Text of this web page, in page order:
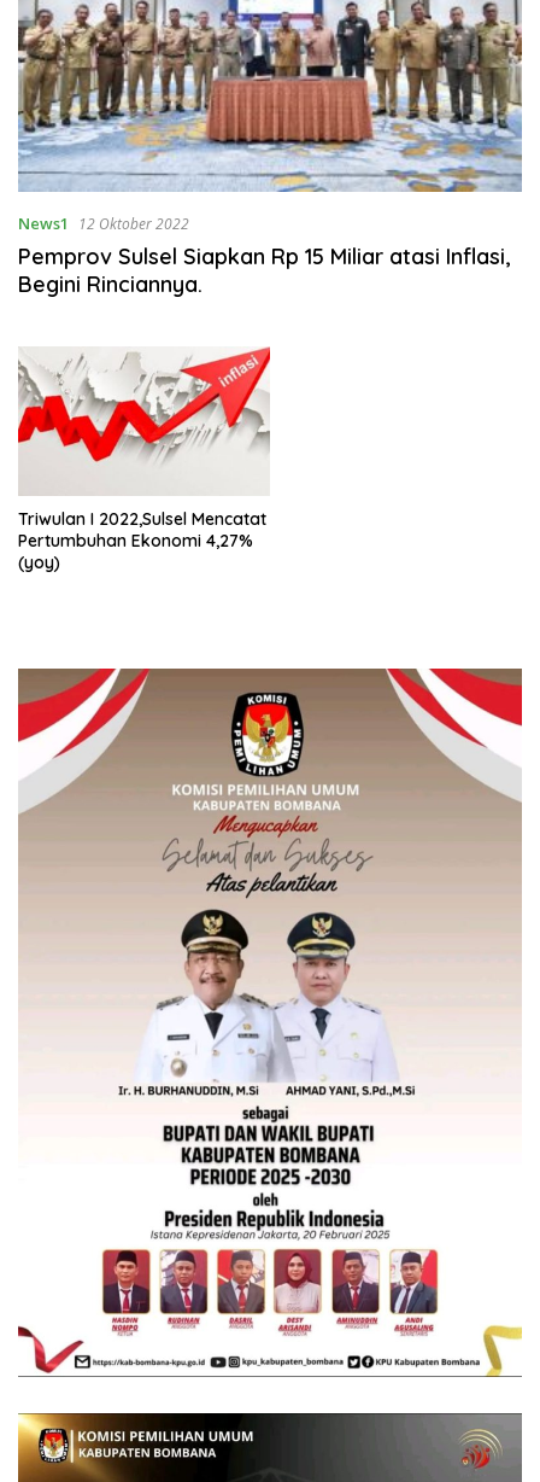
News1 12 Oktober 2022
Pemprov Sulsel Siapkan Rp 15 Miliar atasi Inflasi,
Begini Rinciannya.
Triwulan I 2022,Sulsel Mencatat
Pertumbuhan Ekonomi 4,27%
(yoy)